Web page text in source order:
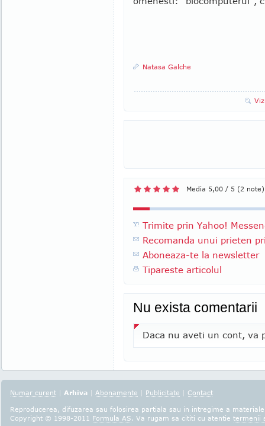
Natasa Galche
Media 5,00 / 5 (2 note)
Trimite prin Yahoo!
Recomanda unui prieten
Aboneaza-te la newsletter
Tipareste articolul
Nu exista comentarii
Daca nu aveti un cont, va
Numar curent | Arhiva | Abonamente | Publicitate | Contact
Reproducerea, difuzarea sau folosirea partiala sau in intregime a
Copyright © 1998-2011 Formula AS. Va rugam sa cititi cu atentie termenii